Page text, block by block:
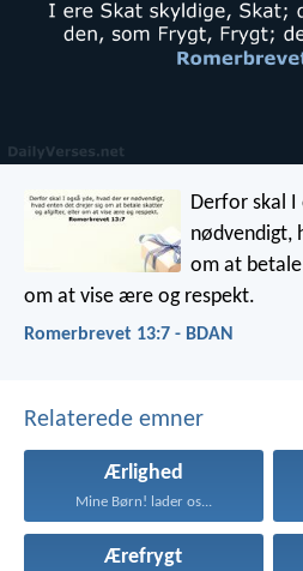
Derfor skal I
nødvendigt,
om at
om at vise ære og respekt.
Romerbrevet 13:7 - BDAN
Relaterede emner
Ærlighed
Mine Børn! lader os...
Ærefrygt